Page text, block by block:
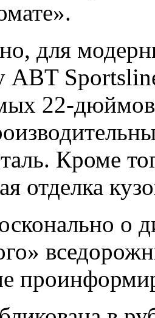
для
ABT
22-
Кроме
отделка
о